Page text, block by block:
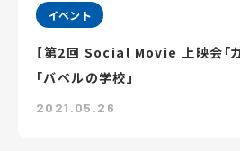
イベント
【第2回 Social Movie 上映会「カ
「バベルの学校」
2021.05.26